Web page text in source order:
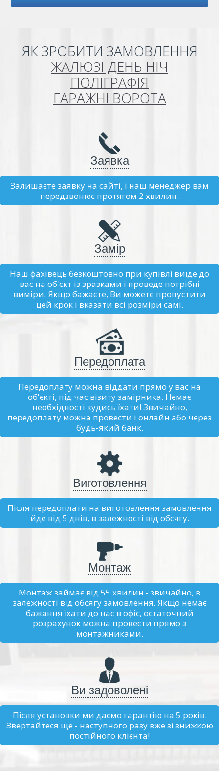
ЯК ЗРОБИТИ ЗАМОВЛЕННЯ
ЖАЛЮЗІ ДЕНЬ НІЧ
ПОЛІГРАФІЯ
ГАРАЖНІ ВОРОТА
Заявка
Залишаєте заявку на сайті, і наш менеджер вам
передзвонює протягом 2 хвилин.
Замір
Наш фахівець безкоштовно при купівлі виїде до
вас на об'єкт із зразками і проведе потрібні
виміри. Якщо бажаєте, Ви можете пропустити
цей крок і вказати всі розміри самі.
Передоплата
Передоплату можна віддати прямо у вас на
об'єкті, під час візиту замірника. Немає
необхідності кудись їхати! Звичайно,
передоплату можна провести і онлайн або через
будь-який банк.
Виготовлення
Після передоплати на виготовлення замовлення
йде від 5 днів, в залежності від обсягу.
Монтаж
Монтаж займає від 55 хвилин - звичайно, в
залежності від обсягу замовлення. Якщо немає
бажання їхати до нас в офіс, остаточний
розрахунок можна провести прямо з
монтажниками.
Ви задоволені
Після установки ми даємо гарантію на 5 років.
Звертайтеся ще - наступного разу вже зі знижкою
постійного клієнта!